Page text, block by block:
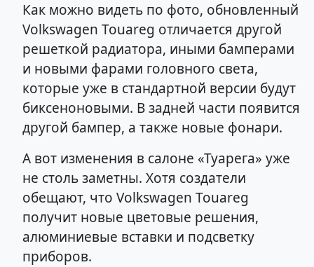
Как можно видеть по фото, обновленный
Volkswagen Touareg отличается другой
решеткой радиатора, иными бамперами
и новыми фарами головного света,
которые уже в стандартной версии будут
биксеноновыми. В задней части появится
другой бампер, а также новые фонари.
А вот изменения в салоне «Туарега» уже
не столь заметны. Хотя создатели
обещают, что Volkswagen Touareg
получит новые цветовые решения,
алюминиевые вставки и подсветку
приборов.